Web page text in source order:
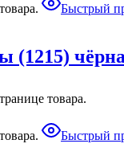
Быстрый
(1215)
товара.
Быстрый